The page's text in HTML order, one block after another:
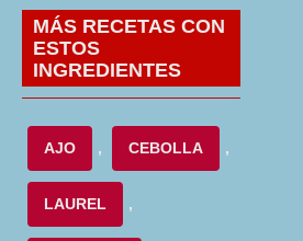
MÁS RECETAS CON
ESTOS
INGREDIENTES
AJO , CEBOLLA ,
LAUREL ,